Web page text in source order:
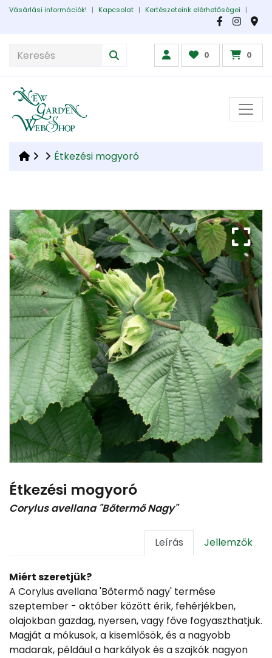
Vásárlási információk! | Kapcsolat | Kertészeteink elérhetőségei |
0 0
Étkezési mogyoró
Étkezési mogyoró
Corylus avellana "Bőtermő Nagy"
Leírás Jellemzők
Miért szeretjük?
A Corylus avellana 'Bőtermő nagy' termése
szeptember - október között érik, fehérjékben,
olajokban gazdag, nyersen, vagy főve fogyaszthatjuk.
Magját a mókusok, a kisemlősök, és a nagyobb
madarak, például a harkályok és a szajkók nagyon